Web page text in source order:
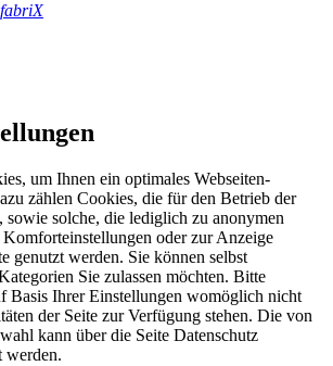
fabriX
um Ihnen ein optimales Webseiten-
zählen Cookies, die für den Betrieb der
sowie solche, die lediglich zu anonymen
oder zur Anzeige
genutzt werden. Sie können selbst
Sie zulassen möchten. Bitte
Basis Ihrer Einstellungen womöglich nicht
der Seite zur Verfügung stehen. Die von
kann über die Seite Datenschutz
werden.